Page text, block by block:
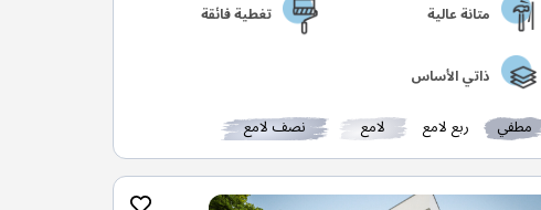
متانة عالية تغطية فائقة
ذاتي الأساس
مطفي ربع لامع لامع نصف لامع